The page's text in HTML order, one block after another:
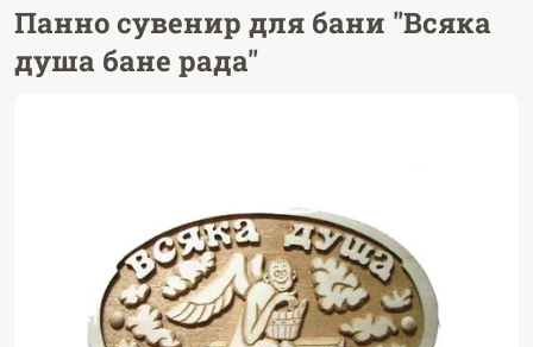
Панно сувенир для бани "Всяка
душа бане рада"